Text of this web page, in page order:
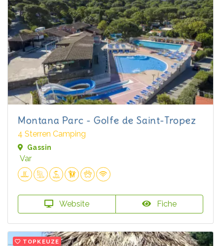
Montana Parc - Golfe de Saint-Tropez
4 Sterren Camping
Gassin
Var
Website Fiche
TOPKEUZE